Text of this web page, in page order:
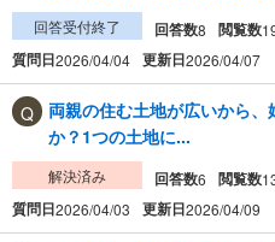
回答受付終了 回答数8 閲覧数
質問日2026/04/04 更新日2026/04/07
両親の住む土地が広いから
か？1つの土地に...
解決済み 回答数6 閲覧数
質問日2026/04/03 更新日2026/04/09